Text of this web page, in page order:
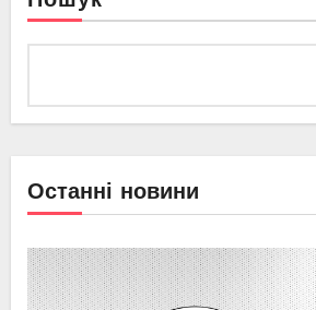
Останні новини